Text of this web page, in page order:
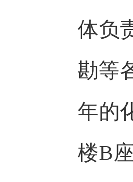
体负
勘等
年的
楼B